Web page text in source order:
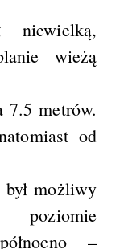
niewielką,
wieżą
7.5 metrów.
od
możliwy
poziomie
–